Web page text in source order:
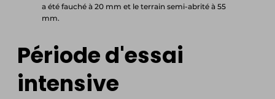
a été fauché à 20 mm et le terrain semi-abrité à 55
mm.
Période d'essai
intensive